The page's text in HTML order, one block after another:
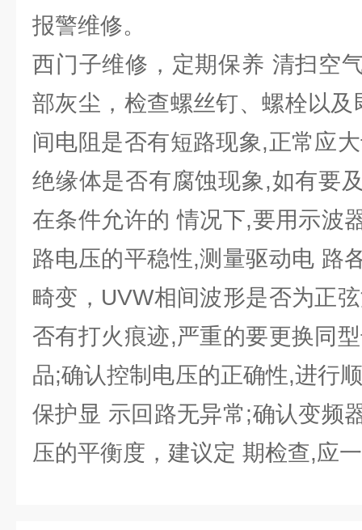
报警维修。
西门子维修，定期保养 清扫空
部灰尘，检查螺丝钉、螺栓以
间电阻是否有短路现象,正常应
绝缘体是否有腐蚀现象,如有要
在条件允许的 情况下,要用示波
路电压的平稳性,测量驱动电 路
畸变，UVW相间波形是否为正
否有打火痕迹,严重的要更换同
品;确认控制电压的正确性,进行
保护显 示回路无异常;确认变频
压的平衡度，建议定 期检查,应